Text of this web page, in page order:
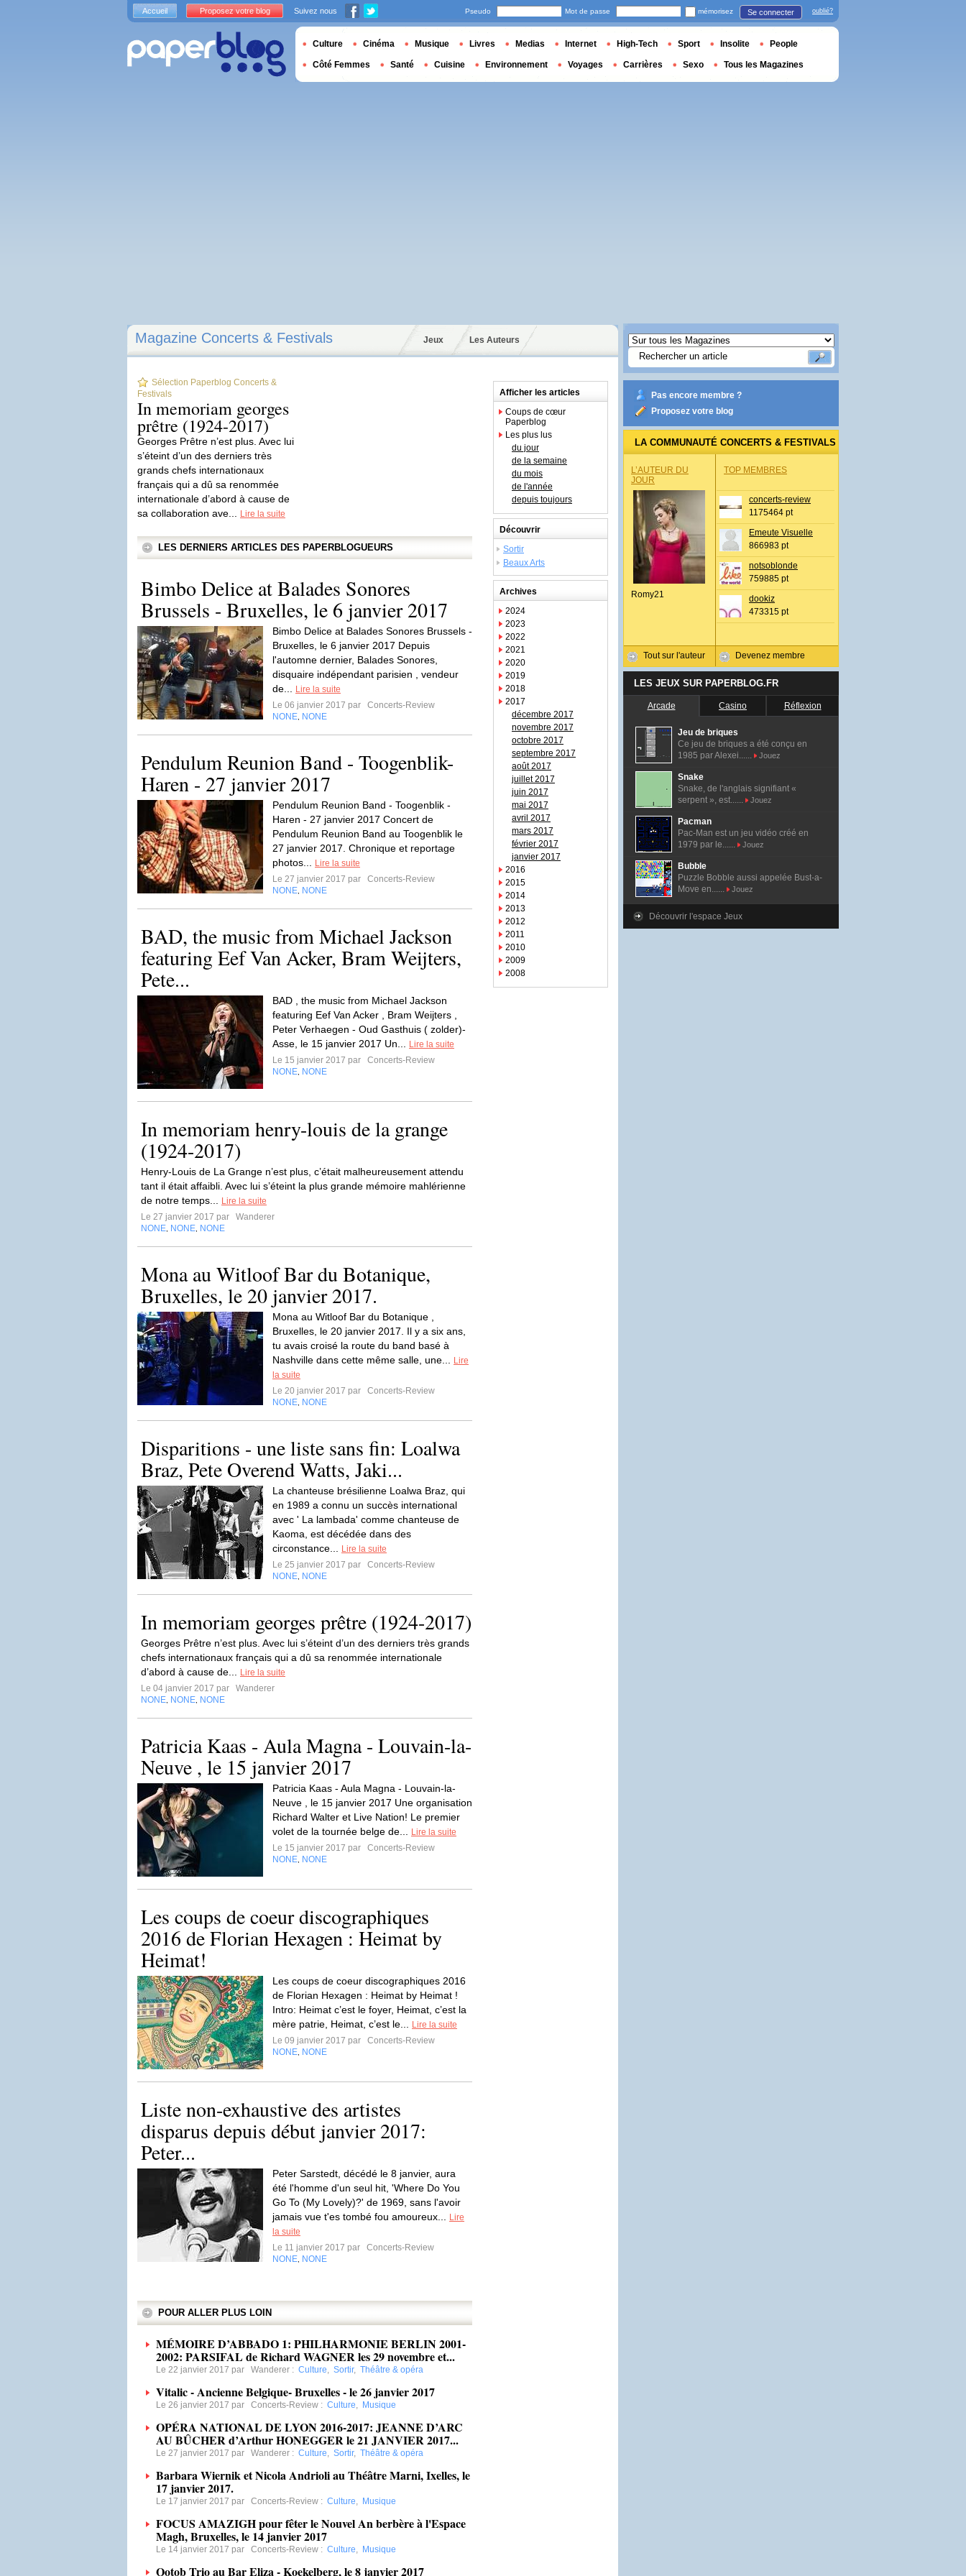
Magazine Concerts & Festivals Jeux Les Auteurs
Sélection Paperblog Concerts &
Festivals
In memoriam georges
prêtre (1924-2017)
Georges Prêtre n’est plus. Avec lui
s’éteint d’un des derniers très
grands chefs internationaux
français qui a dû sa renommée
internationale d’abord à cause de
sa collaboration ave...
Lire la suite
LES DERNIERS ARTICLES DES PAPERBLOGUEURS
Bimbo Delice at Balades Sonores
Brussels - Bruxelles, le 6 janvier 2017
Bimbo Delice at Balades Sonores Brussels -
Bruxelles, le 6 janvier 2017 Depuis
l'automne dernier, Balades Sonores,
disquaire indépendant parisien , vendeur
de...
Lire la suite
Le 06 janvier 2017 par
Concerts-Review
NONE NONE
Pendulum Reunion Band - Toogenblik-
Haren - 27 janvier 2017
Pendulum Reunion Band - Toogenblik -
Haren - 27 janvier 2017 Concert de
Pendulum Reunion Band au Toogenblik le
27 janvier 2017. Chronique et reportage
photos...
Lire la suite
Le 27 janvier 2017 par
Concerts-Review
NONE NONE
BAD, the music from Michael Jackson
featuring Eef Van Acker, Bram Weijters,
Pete...
BAD , the music from Michael Jackson
featuring Eef Van Acker , Bram Weijters ,
Peter Verhaegen - Oud Gasthuis ( zolder)-
Asse, le 15 janvier 2017 Un...
Lire la suite
Le 15 janvier 2017 par
Concerts-Review
NONE NONE
In memoriam henry-louis de la grange
(1924-2017)
Henry-Louis de La Grange n’est plus, c’était malheureusement attendu
tant il était affaibli. Avec lui s’éteint la plus grande mémoire mahlérienne
de notre temps...
Lire la suite
Le 27 janvier 2017 par
Wanderer
NONE NONE NONE
Mona au Witloof Bar du Botanique,
Bruxelles, le 20 janvier 2017.
Mona au Witloof Bar du Botanique ,
Bruxelles, le 20 janvier 2017. Il y a six ans,
tu avais croisé la route du band basé à
Nashville dans cette même salle, une...
Lire
la suite
Le 20 janvier 2017 par
Concerts-Review
NONE NONE
Disparitions - une liste sans fin: Loalwa
Braz, Pete Overend Watts, Jaki...
La chanteuse brésilienne Loalwa Braz, qui
en 1989 a connu un succès international
avec ' La lambada' comme chanteuse de
Kaoma, est décédée dans des
circonstance...
Lire la suite
Le 25 janvier 2017 par
Concerts-Review
NONE NONE
In memoriam georges prêtre (1924-2017)
Georges Prêtre n’est plus. Avec lui s’éteint d’un des derniers très grands
chefs internationaux français qui a dû sa renommée internationale
d’abord à cause de...
Lire la suite
Le 04 janvier 2017 par
Wanderer
NONE NONE NONE
Patricia Kaas - Aula Magna - Louvain-la-
Neuve , le 15 janvier 2017
Patricia Kaas - Aula Magna - Louvain-la-
Neuve , le 15 janvier 2017 Une organisation
Richard Walter et Live Nation! Le premier
volet de la tournée belge de...
Lire la suite
Le 15 janvier 2017 par
Concerts-Review
NONE NONE
Les coups de coeur discographiques
2016 de Florian Hexagen : Heimat by
Heimat!
Les coups de coeur discographiques 2016
de Florian Hexagen : Heimat by Heimat !
Intro: Heimat c’est le foyer, Heimat, c’est la
mère patrie, Heimat, c’est le...
Lire la suite
Le 09 janvier 2017 par
Concerts-Review
NONE NONE
Liste non-exhaustive des artistes
disparus depuis début janvier 2017:
Peter...
Peter Sarstedt, décédé le 8 janvier, aura
été l'homme d'un seul hit, 'Where Do You
Go To (My Lovely)?' de 1969, sans l'avoir
jamais vue t'es tombé fou amoureux...
Lire
la suite
Le 11 janvier 2017 par
Concerts-Review
NONE NONE
POUR ALLER PLUS LOIN
MÉMOIRE D’ABBADO 1: PHILHARMONIE BERLIN 2001-
2002: PARSIFAL de Richard WAGNER les 29 novembre et...
Le 22 janvier 2017 par Wanderer : Culture, Sortir, Théâtre & opéra
Vitalic - Ancienne Belgique- Bruxelles - le 26 janvier 2017
Le 26 janvier 2017 par Concerts-Review : Culture, Musique
OPÉRA NATIONAL DE LYON 2016-2017: JEANNE D’ARC
AU BÛCHER d’Arthur HONEGGER le 21 JANVIER 2017...
Le 27 janvier 2017 par Wanderer : Culture, Sortir, Théâtre & opéra
Barbara Wiernik et Nicola Andrioli au Théâtre Marni, Ixelles, le
17 janvier 2017.
Le 17 janvier 2017 par Concerts-Review : Culture, Musique
FOCUS AMAZIGH pour fêter le Nouvel An berbère à l'Espace
Magh, Bruxelles, le 14 janvier 2017
Le 14 janvier 2017 par Concerts-Review : Culture, Musique
Qotob Trio au Bar Eliza - Koekelberg, le 8 janvier 2017
Afficher les articles
Coups de cœur
Paperblog
Les plus lus
du jour
de la semaine
du mois
de l'année
depuis toujours
Découvrir
Sortir
Beaux Arts
Archives
2024
2023
2022
2021
2020
2019
2018
2017
décembre 2017
novembre 2017
octobre 2017
septembre 2017
août 2017
juillet 2017
juin 2017
mai 2017
avril 2017
mars 2017
février 2017
janvier 2017
2016
2015
2014
2013
2012
2011
2010
2009
2008
Pas encore membre ?
Proposez votre blog
LA COMMUNAUTÉ CONCERTS & FESTIVALS
L’AUTEUR DU
JOUR
Romy21
Tout sur l'auteur
TOP MEMBRES
concerts-review
1175464 pt
Emeute Visuelle
866983 pt
notsoblonde
759885 pt
dookiz
473315 pt
Devenez membre
LES JEUX SUR PAPERBLOG.FR
Arcade Casino Réflexion
Jeu de briques
Ce jeu de briques a été conçu en
1985 par Alexei......
Jouez
Snake
Snake, de l'anglais signifiant «
serpent », est......
Jouez
Pacman
Pac-Man est un jeu vidéo créé en
1979 par le......
Jouez
Bubble
Puzzle Bobble aussi appelée Bust-a-
Move en......
Jouez
Découvrir l'espace Jeux
Accueil Proposez votre blog Suivez nous Pseudo Mot de passe mémorisez Se connecter oublié?
Culture Cinéma Musique Livres Medias Internet High-Tech Sport Insolite People
Côté Femmes Santé Cuisine Environnement Voyages Carrières Sexo Tous les Magazines